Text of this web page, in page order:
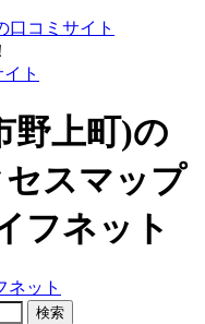
ト
野上町)の
スマップ
フネット